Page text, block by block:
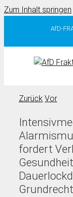
Zum Inhalt springen
AfD-
Zurück Vor
fordert